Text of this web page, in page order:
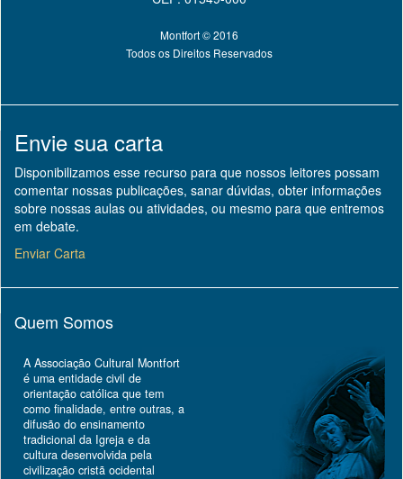
Montfort © 2016
Todos os Direitos Reservados
Envie sua carta
Disponibilizamos esse recurso para que nossos leitores possam
comentar nossas publicações, sanar dúvidas, obter informações
sobre nossas aulas ou atividades, ou mesmo para que entremos
em debate.
Enviar Carta
Quem Somos
A Associação Cultural Montfort
é uma entidade civil de
orientação católica que tem
como finalidade, entre outras, a
difusão do ensinamento
tradicional da Igreja e da
cultura desenvolvida pela
civilização cristã ocidental